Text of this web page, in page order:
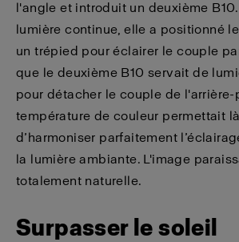
l'angle et introduit un deuxième
lumière continue, elle a positionné
un trépied pour éclairer le couple
que le deuxième B10 servait de
pour détacher le couple de l'arrière-
température de couleur permettait
d’harmoniser parfaitement
la lumière ambiante. L'image
totalement naturelle.
Surpasser le soleil